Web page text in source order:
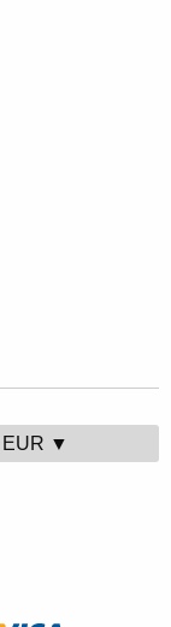
EUR ▼